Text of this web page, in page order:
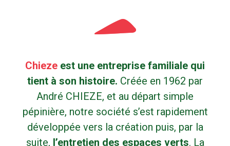
Chieze est une entreprise familiale qui
tient à son histoire. Créée en 1962 par
André CHIEZE, et au départ simple
pépinière, notre société s’est rapidement
développée vers la création puis, par la
suite, l’entretien des espaces verts. La